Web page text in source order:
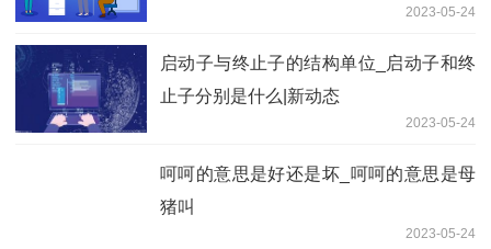
2023-05-24
启动子与终止子的结构单位_启动子和终
止子分别是什么|新动态
2023-05-24
呵呵的意思是好还是坏_呵呵的意思是母
猪叫
2023-05-24